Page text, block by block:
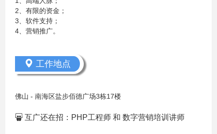
2、有限的资金；
3、软件支持；
4、营销推广。
工作地点
佛山 - 南海区盐步佰德广场3栋17楼
互广还在招： PHP工程师 和 数字营销培训讲师